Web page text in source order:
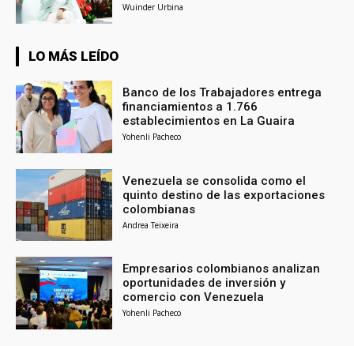
Wuinder Urbina
LO MÁS LEÍDO
Banco de los Trabajadores entrega
financiamientos a 1.766
establecimientos en La Guaira
Yohenli Pacheco
Venezuela se consolida como el
quinto destino de las exportaciones
colombianas
Andrea Teixeira
Empresarios colombianos analizan
oportunidades de inversión y
comercio con Venezuela
Yohenli Pacheco